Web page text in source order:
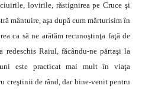
lovirile, răstignirea pe Cruce şi
mântuire, aşa după cum mărturisim în
ca să ne arătăm recunoştinţa faţă de
Raiul, făcându-ne părtaşi la
este practicat mai mult în viaţa
creştinii de rând, dar bine-venit pentru